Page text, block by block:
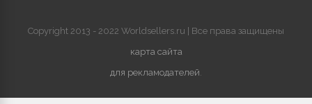
Copyright 2013 - 2022 Worldsellers.ru | Все права защищены
карта сайта
для рекламодателей